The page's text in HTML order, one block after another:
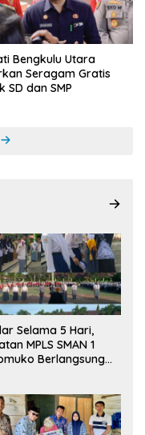
Bengkulu Utara
Seragam Gratis
SD dan SMP
Selama 5 Hari,
MPLS SMAN 1
Berlangsung